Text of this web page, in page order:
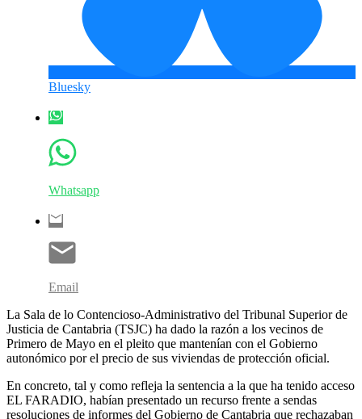
Bluesky
Whatsapp
Email
La Sala de lo Contencioso-Administrativo del Tribunal Superior de
Justicia de Cantabria (TSJC) ha dado la razón a los vecinos de
Primero de Mayo en el pleito que mantenían con el Gobierno
autonómico por el precio de sus viviendas de protección oficial.
En concreto, tal y como refleja la sentencia a la que ha tenido acceso
EL FARADIO, habían presentado un recurso frente a sendas
resoluciones de informes del Gobierno de Cantabria que rechazaban